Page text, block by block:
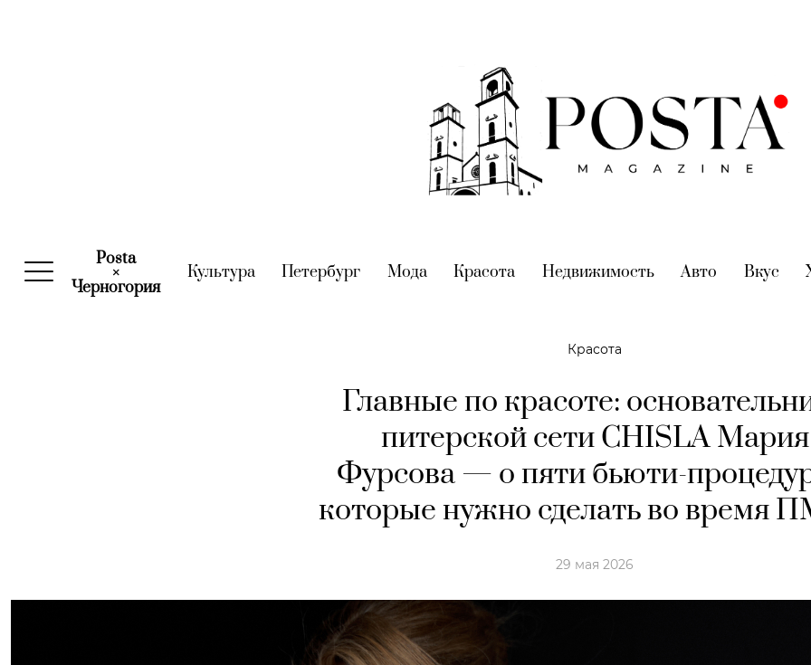
Posta
×
Черногория(current)
Культура(current)
Петербург (current)
Мода(current)
Красота (current)
Недвижимость(current)
Авто (current)
Вкус
Красота
Главные по красоте:
питерской сети CHISLA Мария
Фурсова — о пяти бьюти-
которые нужно сделать во время
29 мая 2026